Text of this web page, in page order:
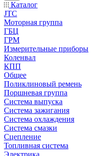
Каталог
JTC
Моторная группа
ГБЦ
ГРМ
Измерительные приборы
Коленвал
КПП
Общее
Поликлиновый ремень
Поршневая группа
Система выпуска
Система зажигания
Система охлаждения
Система смазки
Сцепление
Топливная система
Электрика